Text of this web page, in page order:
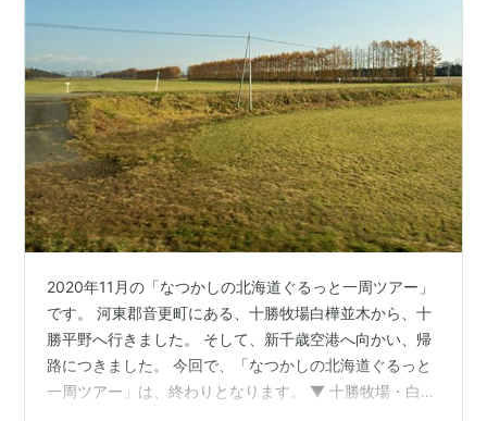
2020年11月の「なつかしの北海道ぐるっと一周ツアー」
です。 河東郡音更町にある、十勝牧場白樺並木から、十
勝平野へ行きました。 そして、新千歳空港へ向かい、帰
路につきました。 今回で、「なつかしの北海道ぐるっと
一周ツアー」は、終わりとなります。 ▼ 十勝牧場・白樺